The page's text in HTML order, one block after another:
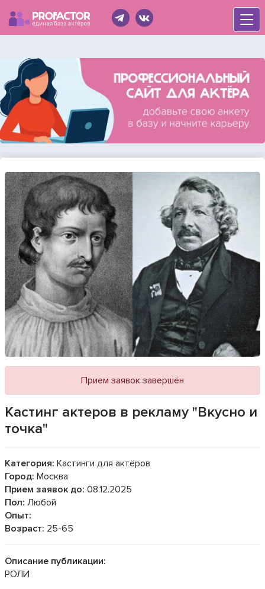
Войти
Кастинг актеров в рекламу "Вкусно и
точка"
Категория: Кастинги для актёров
Город: Москва
Прием заявок до: 08.12.2025
Пол: Любой
Опыт:
Возраст: 25-65
Описание публикации:
РОЛИ
Прием заявок завершён